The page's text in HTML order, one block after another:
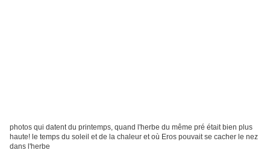
photos qui datent du printemps, quand l'herbe du même pré était bien plus
haute! le temps du soleil et de la chaleur et où Eros pouvait se cacher le nez
dans l'herbe